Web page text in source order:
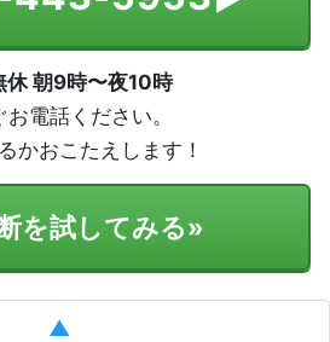
休 朝9時〜夜10時
電話ください。
かおこたえします！
を試してみる»
▲